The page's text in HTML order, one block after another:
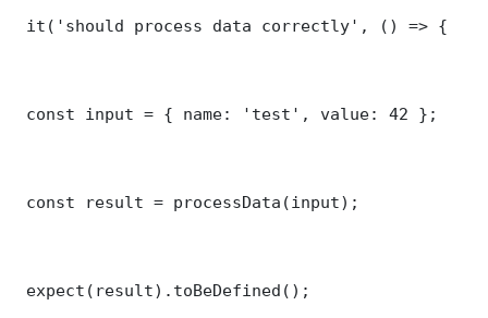
it('should process data correctly', () => {
const input = { name: 'test', value: 42 };
const result = processData(input);
expect(result).toBeDefined();